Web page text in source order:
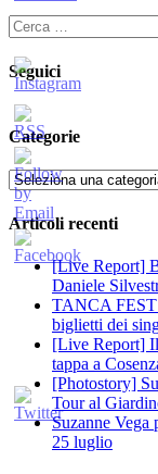
Ricerca
per:
Seguici
Categorie
Categorie
Articoli recenti
[Live Report]
Daniele
TANCA FEST
biglietti dei
[Live Report]
tappa a
[Photostory]
Tour al
Suzanne Vega
25 luglio